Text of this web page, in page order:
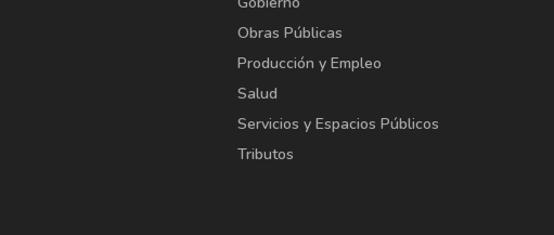
Obras Públicas
Producción y Empleo
Salud
Servicios y Espacios Públicos
Tributos